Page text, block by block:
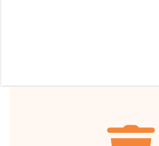
Hilfsbereitschaft!